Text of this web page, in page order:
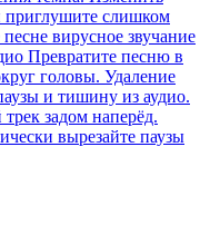
приглушите слишком
вирусное звучание
Превратите песню в
головы. Удаление
и тишину из аудио.
задом наперёд.
вырезайте паузы